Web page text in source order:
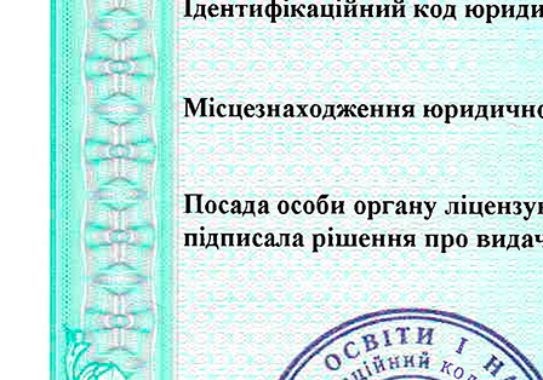
Київ
Київська область
Кіровоградська область
Львівська область
Миколаївська область
Одеська область
Полтавська область
Рівненська область
Сумська область
Тернопільська область
Харківська область
Херсонська область
Хмельницька область